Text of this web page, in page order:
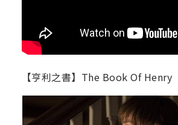
【亨利之書】The Book Of Henry